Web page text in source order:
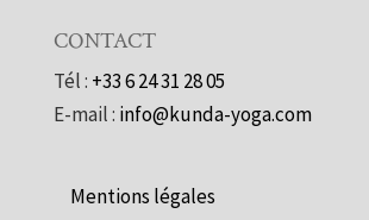
CONTACT
Tél : +33 6 24 31 28 05
E-mail : info@kunda-yoga.com
Mentions légales